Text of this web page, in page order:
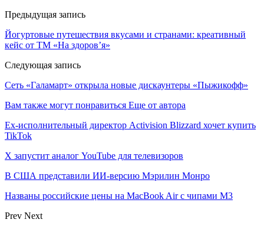
Предыдущая запись
Йогуртовые путешествия вкусами и странами: креативный
кейс от ТМ «На здоров’я»
Следующая запись
Сеть «Галамарт» открыла новые дискаунтеры «Пыжикофф»
Вам также могут понравиться Еще от автора
Ex-исполнительный директор Activision Blizzard хочет купить
TikTok
X запустит аналог YouTube для телевизоров
В США представили ИИ-версию Мэрилин Монро
Названы российские цены на MacBook Air с чипами M3
Prev Next